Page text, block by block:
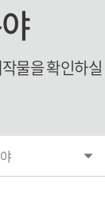
물을 확인하